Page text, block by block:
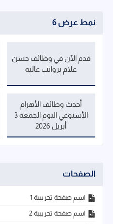
نمط عرض 6
قدم الآن في وظائف حسن
علام برواتب عالية
أحدث وظائف الأهرام
الأسبوعي اليوم الجمعة 3
أبريل 2026
الصفحات
اسم صفحة تجريبية 1
اسم صفحة تجريبية 2